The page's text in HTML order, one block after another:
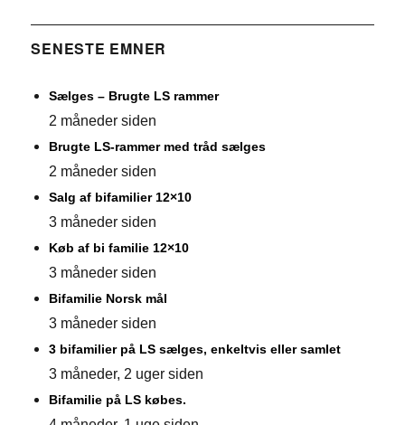
SENESTE EMNER
Sælges – Brugte LS rammer
2 måneder siden
Brugte LS-rammer med tråd sælges
2 måneder siden
Salg af bifamilier 12×10
3 måneder siden
Køb af bi familie 12×10
3 måneder siden
Bifamilie Norsk mål
3 måneder siden
3 bifamilier på LS sælges, enkeltvis eller samlet
3 måneder, 2 uger siden
Bifamilie på LS købes.